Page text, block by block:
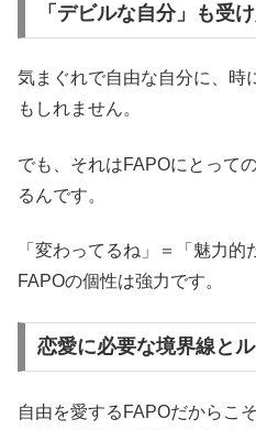
「デビルな自分」も受
気まぐれで自由な自分に、時
もしれません。
でも、それはFAPOにとって
るんです。
「変わってるね」＝「魅力的
FAPOの個性は強力です。
恋愛に必要な境界線と
自由を愛するFAPOだからこ